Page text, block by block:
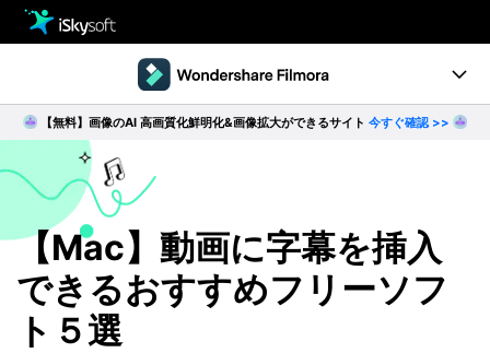
Utility
製品活用事例
ストア
ダウンロード
サポート
製品ページ
Filmstock
操作ガイド
動作環境
動画編集の基本とコツ
【無料】画像のAI 高画質化鮮明化&画像拡大ができるサイト 今すぐ確認 >>
【Mac】動画に字幕を挿入
できるおすすめフリーソフ
ト５選